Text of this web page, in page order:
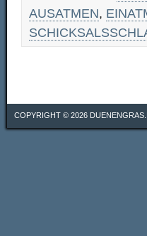
AUSATMEN,
COPYRIGHT © 2026